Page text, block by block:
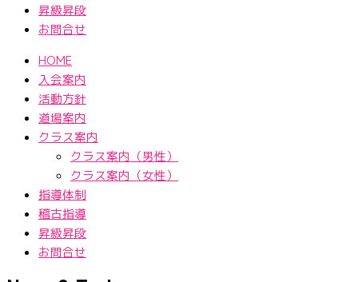
昇級昇段
お問合せ
HOME
入会案内
活動方針
道場案内
クラス案内
クラス案内（男性）
クラス案内（女性）
指導体制
稽古指導
昇級昇段
お問合せ